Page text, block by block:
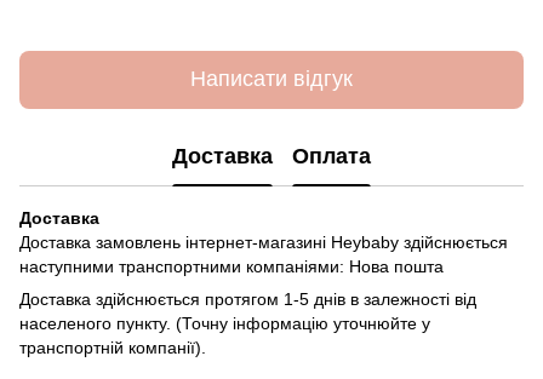
Написати відгук
Доставка Оплата
Доставка
Доставка замовлень інтернет-магазині Heybaby здійснюється
наступними транспортними компаніями: Нова пошта
Доставка здійснюється протягом 1-5 днів в залежності від
населеного пункту. (Точну інформацію уточнюйте у
транспортній компанії).